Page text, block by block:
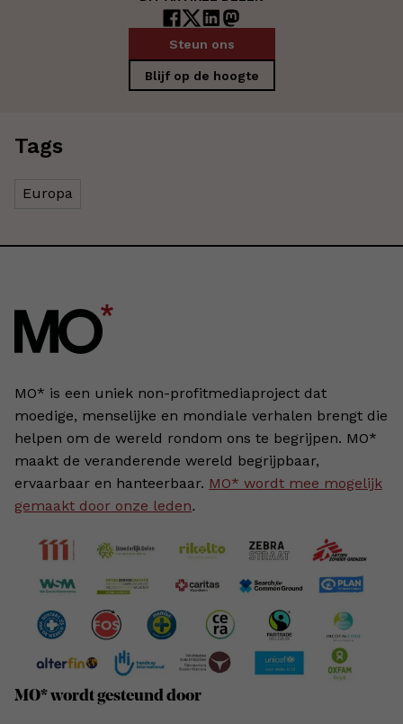
Steun ons
Blijf op de hoogte
Tags
Europa
MO* is een uniek non-profitmediaproject dat
moedige, menselijke en mondiale verhalen brengt die
helpen om de wereld rondom ons te begrijpen. MO*
maakt de veranderende wereld begrijpbaar,
ervaarbaar en hanteerbaar. MO* wordt mee mogelijk
gemaakt door onze leden.
MO* wordt gesteund door